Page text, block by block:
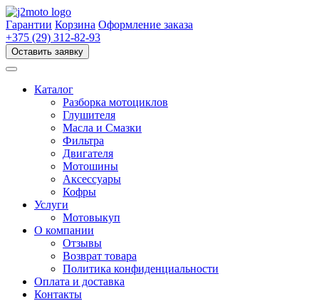
Перейти
к
содержимому
Гарантии Корзина Оформление заказа
+375 (29) 312-82-93
Оставить заявку
Каталог
Разборка мотоциклов
Глушителя
Масла и Смазки
Фильтра
Двигателя
Мотошины
Аксессуары
Кофры
Услуги
Мотовыкуп
О компании
Отзывы
Возврат товара
Политика конфиденциальности
Оплата и доставка
Контакты